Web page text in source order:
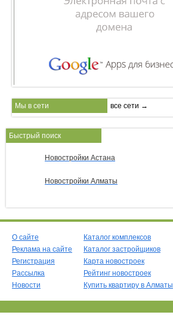
Мы в сети все сети →
Быстрый поиск
Новостройки Астана
Новостройки Алматы
О сайте
Реклама на сайте
Регистрация
Рассылка
Новости
Каталог комплексов
Каталог застройщиков
Карта новостроек
Рейтинг новостроек
Купить квартиру в Алматы